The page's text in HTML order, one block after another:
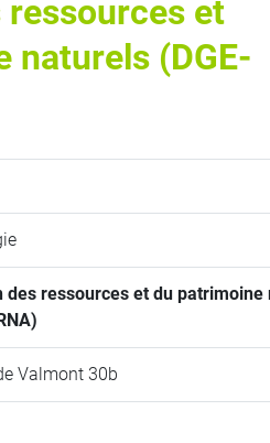
et
naturels (DGE-
des ressources et du patrimoine
Valmont 30b